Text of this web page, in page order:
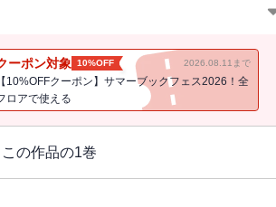
”を大切にしたくなる。その点ヲタ恋ってすげ
ーポン対象 10%OFF 2026.08.11まで
【10%OFFクーポン】サマーブックフェス2026！全
ロアで使える
この作品の1巻